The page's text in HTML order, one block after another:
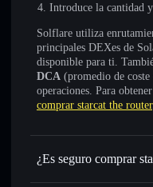
Introduce la cantidad
Solflare utiliza
principales DEXes de
disponible para ti.
DCA (promedio de
operaciones. Para
comprar starcat the router
¿Es seguro comprar
starcat the router no